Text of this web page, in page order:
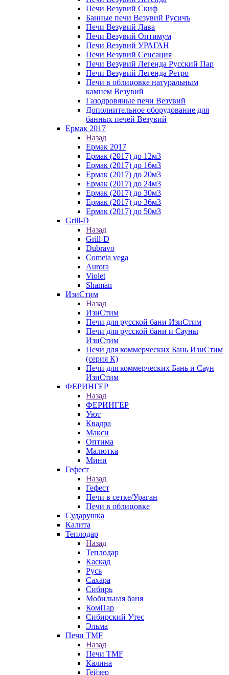
Печи Везувий Скиф
Банные печи Везувий Русичъ
Печи Везувий Лава
Печи Везувий Оптимум
Печи Везувий УРАГАН
Печи Везувий Сенсация
Печи Везувий Легенда Русский Пар
Печи Везувий Легенда Ретро
Печи в облицовке натуральным
камнем Везувий
Газодровяные печи Везувий
Дополнительное оборудование для
банных печей Везувий
Ермак 2017
Назад
Ермак 2017
Ермак (2017) до 12м3
Ермак (2017) до 16м3
Ермак (2017) до 20м3
Ермак (2017) до 24м3
Ермак (2017) до 30м3
Ермак (2017) до 36м3
Ермак (2017) до 50м3
Grill-D
Назад
Grill-D
Dubravo
Cometa vega
Aurora
Violet
Shaman
ИзиСтим
Назад
ИзиСтим
Печи для русской бани ИзиСтим
Печи для русской бани и Сауны
ИзиСтим
Печи для коммерческих Бань ИзиСтим
(серия К)
Печи для коммерческих Бань и Саун
ИзиСтим
ФЕРИНГЕР
Назад
ФЕРИНГЕР
Уют
Квадра
Макси
Оптима
Малютка
Мини
Гефест
Назад
Гефест
Печи в сетке/Ураган
Печи в облицовке
Сударушка
Калита
Теплодар
Назад
Теплодар
Каскад
Русь
Сахара
Сибирь
Мобильная баня
КомПар
Сибирский Утес
Эльма
Печи TMF
Назад
Печи TMF
Калина
Гейзер